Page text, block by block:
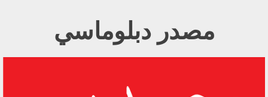
مصدر دبلوماسي